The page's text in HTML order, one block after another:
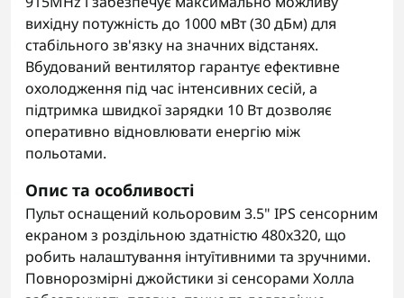
вихідну потужність до 1000 мВт (30 дБм) для
стабільного зв'язку на значних відстанях.
Вбудований вентилятор гарантує ефективне
охолодження під час інтенсивних сесій, а
підтримка швидкої зарядки 10 Вт дозволяє
оперативно відновлювати енергію між
польотами.
Опис та особливості
Пульт оснащений кольоровим 3.5" IPS сенсорним
екраном з роздільною здатністю 480x320, що
робить налаштування інтуїтивними та зручними.
Повнорозмірні джойстики зі сенсорами Холла